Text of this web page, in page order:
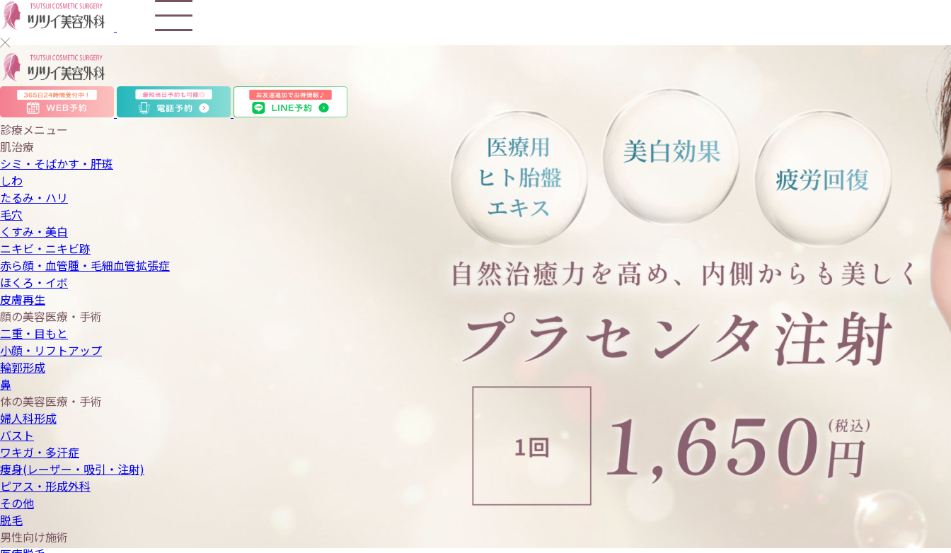
診療メニュー
肌治療
シミ・そばかす・肝斑
しわ
たるみ・ハリ
毛穴
くすみ・美白
ニキビ・ニキビ跡
赤ら顔・血管腫・毛細血管拡張症
ほくろ・イボ
皮膚再生
顔の美容医療・手術
二重・目もと
小顔・リフトアップ
輪郭形成
鼻
体の美容医療・手術
婦人科形成
バスト
ワキガ・多汗症
痩身(レーザー・吸引・注射)
ピアス・形成外科
その他
脱毛
男性向け施術
プ
ラ
セ
ン
タ
注
射